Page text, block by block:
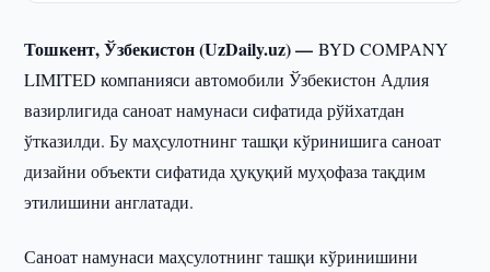
Тошкент, Ўзбекистон (UzDaily.uz) —BYD COMPANY
LIMITED компанияси автомобили Ўзбекистон Адлия
вазирлигида саноат намунаси сифатида рўйхатдан
ўтказилди. Бу маҳсулотнинг ташқи кўринишига саноат
дизайни объекти сифатида ҳуқуқий муҳофаза тақдим
этилишини англатади.
Саноат намунаси маҳсулотнинг ташқи кўринишини